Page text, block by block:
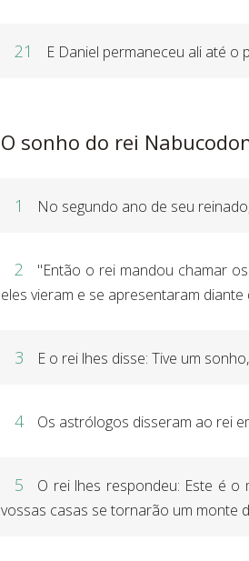
21 E Daniel permaneceu ali até o
O sonho do rei
1 No segundo ano de seu
2
"Então o rei mandou chamar
eles vieram e se apresentaram diante
3 E o rei lhes disse: Tive um
4 Os astrólogos disseram ao rei
5
O rei lhes respondeu: Este é
vossas casas se tornarão um monte